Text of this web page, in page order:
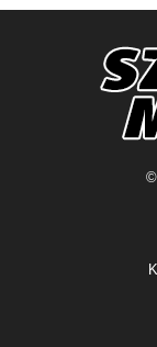
©